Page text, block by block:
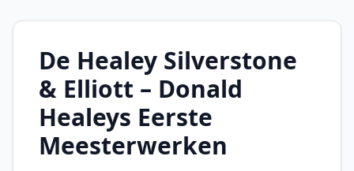
De Healey Silverstone
& Elliott – Donald
Healeys Eerste
Meesterwerken